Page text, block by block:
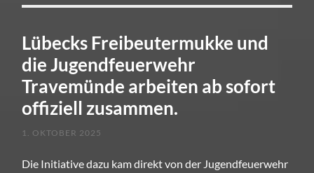
Lübecks Freibeutermukke und
die Jugendfeuerwehr
Travemünde arbeiten ab sofort
offiziell zusammen.
1. OKTOBER 2025
Die Initiative dazu kam direkt von der Jugendfeuerwehr